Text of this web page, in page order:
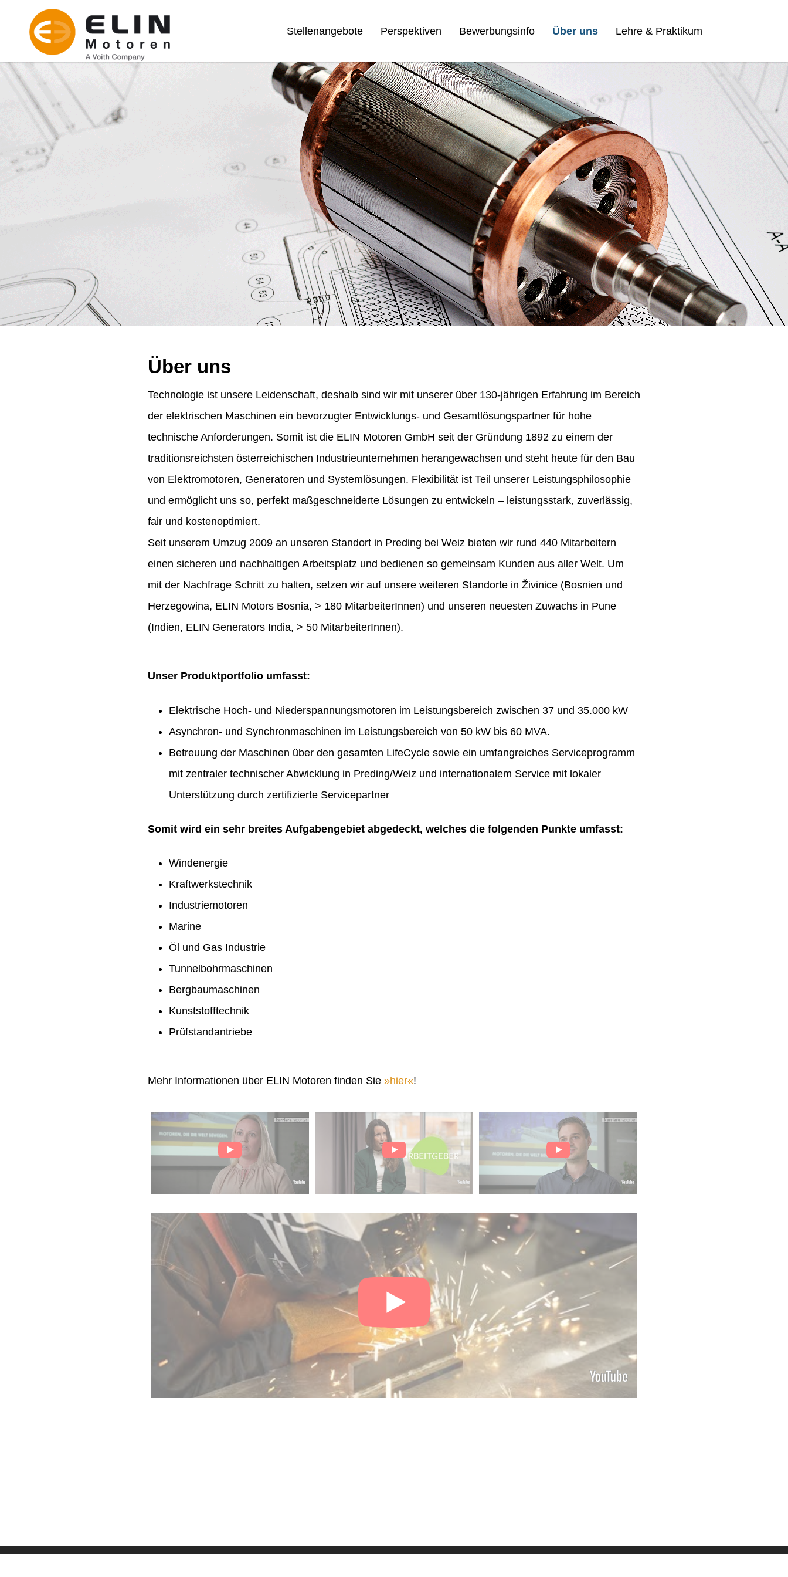
Stellenangebote Perspektiven Bewerbungsinfo Über uns Lehre & Praktikum
Über uns
Technologie ist unsere Leidenschaft, deshalb sind wir mit unserer über 130-jährigen Erfahrung im Bereich
der elektrischen Maschinen ein bevorzugter Entwicklungs- und Gesamtlösungspartner für hohe
technische Anforderungen. Somit ist die ELIN Motoren GmbH seit der Gründung 1892 zu einem der
traditionsreichsten österreichischen Industrieunternehmen herangewachsen und steht heute für den Bau
von Elektromotoren, Generatoren und Systemlösungen. Flexibilität ist Teil unserer Leistungsphilosophie
und ermöglicht uns so, perfekt maßgeschneiderte Lösungen zu entwickeln – leistungsstark, zuverlässig,
fair und kostenoptimiert.
Seit unserem Umzug 2009 an unseren Standort in Preding bei Weiz bieten wir rund 440 Mitarbeitern
einen sicheren und nachhaltigen Arbeitsplatz und bedienen so gemeinsam Kunden aus aller Welt. Um
mit der Nachfrage Schritt zu halten, setzen wir auf unsere weiteren Standorte in Živinice (Bosnien und
Herzegowina, ELIN Motors Bosnia, > 180 MitarbeiterInnen) und unseren neuesten Zuwachs in Pune
(Indien, ELIN Generators India, > 50 MitarbeiterInnen).
Unser Produktportfolio umfasst:
Elektrische Hoch- und Niederspannungsmotoren im Leistungsbereich zwischen 37 und 35.000 kW
Asynchron- und Synchronmaschinen im Leistungsbereich von 50 kW bis 60 MVA.
Betreuung der Maschinen über den gesamten LifeCycle sowie ein umfangreiches Serviceprogramm
mit zentraler technischer Abwicklung in Preding/Weiz und internationalem Service mit lokaler
Unterstützung durch zertifizierte Servicepartner
Somit wird ein sehr breites Aufgabengebiet abgedeckt, welches die folgenden Punkte umfasst:
Windenergie
Kraftwerkstechnik
Industriemotoren
Marine
Öl und Gas Industrie
Tunnelbohrmaschinen
Bergbaumaschinen
Kunststofftechnik
Prüfstandantriebe
Mehr Informationen über ELIN Motoren finden Sie hier !